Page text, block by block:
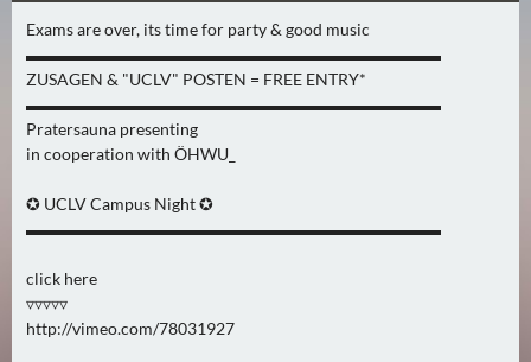
)
M
O
R
E
N
(
0
)
Exams are over, its time for party & good music
▬▬▬▬▬▬▬▬▬▬▬▬▬▬▬▬▬▬▬▬▬▬▬▬▬
ZUSAGEN & "UCLV" POSTEN = FREE ENTRY*
▬▬▬▬▬▬▬▬▬▬▬▬▬▬▬▬▬▬▬▬▬▬▬▬▬
Pratersauna presenting
in cooperation with ÖHWU_
✪ UCLV Campus Night ✪
▬▬▬▬▬▬▬▬▬▬▬▬▬▬▬▬▬▬▬▬▬▬▬▬▬
click here
▿▿▿▿▿
http://vimeo.com/78031927